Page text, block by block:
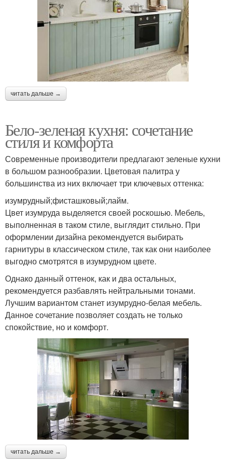
читать дальше →
Бело-зеленая кухня: сочетание
стиля и комфорта
Современные производители предлагают зеленые кухни
в большом разнообразии. Цветовая палитра у
большинства из них включает три ключевых оттенка:
изумрудный;фисташковый;лайм.
Цвет изумруда выделяется своей роскошью. Мебель,
выполненная в таком стиле, выглядит стильно. При
оформлении дизайна рекомендуется выбирать
гарнитуры в классическом стиле, так как они наиболее
выгодно смотрятся в изумрудном цвете.
Однако данный оттенок, как и два остальных,
рекомендуется разбавлять нейтральными тонами.
Лучшим вариантом станет изумрудно-белая мебель.
Данное сочетание позволяет создать не только
спокойствие, но и комфорт.
читать дальше →